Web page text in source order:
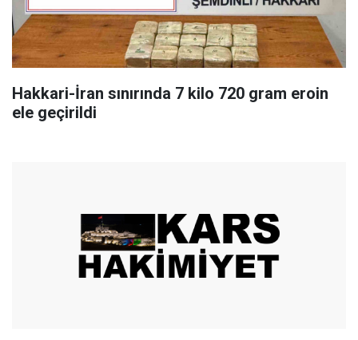
Hakkari-İran sınırında 7 kilo 720 gram eroin
ele geçirildi